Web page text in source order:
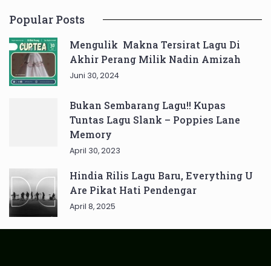
Popular Posts
Mengulik Makna Tersirat Lagu Di
Akhir Perang Milik Nadin Amizah
Juni 30, 2024
Bukan Sembarang Lagu!! Kupas
Tuntas Lagu Slank – Poppies Lane
Memory
April 30, 2023
Hindia Rilis Lagu Baru, Everything U
Are Pikat Hati Pendengar
April 8, 2025